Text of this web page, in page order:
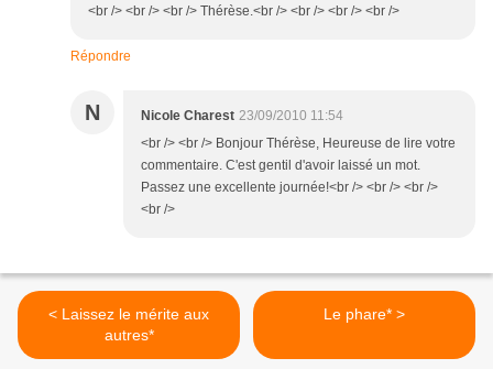
<br /> <br /> <br /> Thérèse.<br /> <br /> <br /> <br />
Répondre
N Nicole Charest 23/09/2010 11:54
<br /> <br /> Bonjour Thérèse, Heureuse de lire votre
commentaire. C'est gentil d'avoir laissé un mot.
Passez une excellente journée!<br /> <br /> <br />
<br />
< Laissez le mérite aux
autres*
Le phare* >